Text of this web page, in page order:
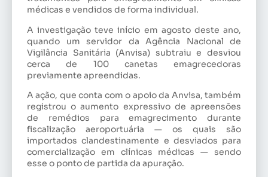
médicas e vendidos de forma individual.
A investigação teve início em agosto deste ano,
quando um servidor da Agência Nacional de
Vigilância Sanitária (Anvisa) subtraiu e desviou
cerca de 100 canetas emagrecedoras
previamente apreendidas.
A ação, que conta com o apoio da Anvisa, também
registrou o aumento expressivo de apreensões
de remédios para emagrecimento durante
fiscalização aeroportuária — os quais são
importados clandestinamente e desviados para
comercialização em clínicas médicas — sendo
esse o ponto de partida da apuração.